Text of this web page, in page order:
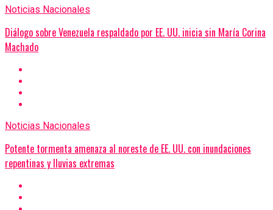
Noticias Nacionales
Diálogo sobre Venezuela respaldado por EE. UU. inicia sin María Corina
Machado
Noticias Nacionales
Potente tormenta amenaza al noreste de EE. UU. con inundaciones
repentinas y lluvias extremas